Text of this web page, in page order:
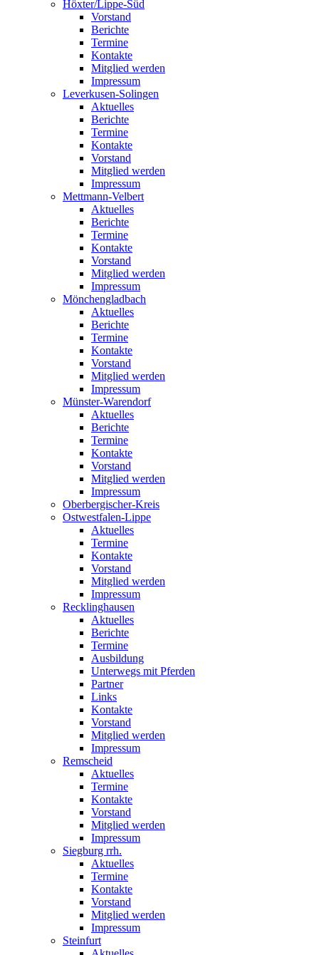
Höxter/Lippe-Süd
Vorstand
Berichte
Termine
Kontakte
Mitglied werden
Impressum
Leverkusen-Solingen
Aktuelles
Berichte
Termine
Kontakte
Vorstand
Mitglied werden
Impressum
Mettmann-Velbert
Aktuelles
Berichte
Termine
Kontakte
Vorstand
Mitglied werden
Impressum
Mönchengladbach
Aktuelles
Berichte
Termine
Kontakte
Vorstand
Mitglied werden
Impressum
Münster-Warendorf
Aktuelles
Berichte
Termine
Kontakte
Vorstand
Mitglied werden
Impressum
Oberbergischer-Kreis
Ostwestfalen-Lippe
Aktuelles
Termine
Kontakte
Vorstand
Mitglied werden
Impressum
Recklinghausen
Aktuelles
Berichte
Termine
Ausbildung
Unterwegs mit Pferden
Partner
Links
Kontakte
Vorstand
Mitglied werden
Impressum
Remscheid
Aktuelles
Termine
Kontakte
Vorstand
Mitglied werden
Impressum
Siegburg rrh.
Aktuelles
Termine
Kontakte
Vorstand
Mitglied werden
Impressum
Steinfurt